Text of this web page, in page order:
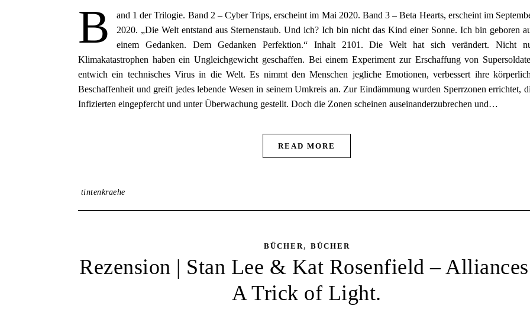
B
and 1 der Trilogie. Band 2 – Cyber Trips, erscheint im Mai 2020. Band 3 – Beta Hearts, erscheint im
2020. „Die Welt entstand aus Sternenstaub. Und ich? Ich bin nicht das Kind einer Sonne. Ich bin geboren
einem Gedanken. Dem Gedanken Perfektion.“ Inhalt 2101. Die Welt hat sich verändert. Nicht
Klimakatastrophen haben ein Ungleichgewicht geschaffen. Bei einem Experiment zur Erschaffung von
entwich ein technisches Virus in die Welt. Es nimmt den Menschen jegliche Emotionen, verbessert ihre
Beschaffenheit und greift jedes lebende Wesen in seinem Umkreis an. Zur Eindämmung wurden Sperrzonen errichtet,
Infizierten eingepfercht und unter Überwachung gestellt. Doch die Zonen scheinen auseinanderzubrechen und…
READ MORE
tintenkraehe
BÜCHER, BÜCHER
Rezension | Stan Lee & Kat Rosenfield –
A Trick of Light.